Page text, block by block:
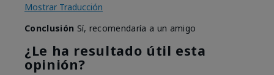
Mostrar Traducción
Conclusión Sí, recomendaría a un amigo
¿Le ha resultado útil esta
opinión?